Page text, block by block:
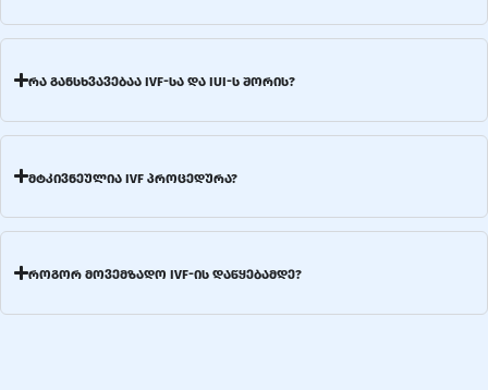
რა განსხვავებაა IVF-სა და IUI-ს შორის?
მტკივნეულია IVF პროცედურა?
როგორ მოვემზადო IVF-ის დაწყებამდე?